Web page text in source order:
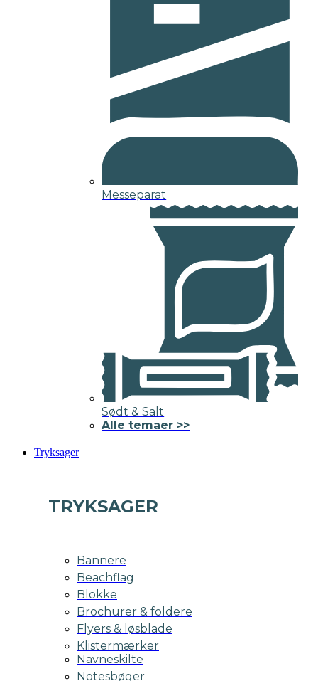
Messeparat
Sødt & Salt
Alle temaer >>
Tryksager
TRYKSAGER
Bannere
Beachflag
Blokke
Brochurer & foldere
Flyers & løsblade
Klistermærker
Navneskilte
Notesbøger